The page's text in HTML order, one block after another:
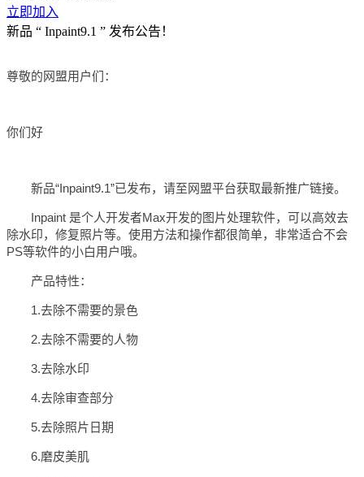
立即加入
新品 “ Inpaint9.1 ” 发布公告！
尊敬的网盟用户们：
你们好
新品“Inpaint9.1”已发布，请至网盟平台获取最新推广链接。
Inpaint 是个人开发者Max开发的图片处理软件，可以高效去
除水印，修复照片等。使用方法和操作都很简单，非常适合不会
PS等软件的小白用户哦。
产品特性：
1.去除不需要的景色
2.去除不需要的人物
3.去除水印
4.去除审查部分
5.去除照片日期
6.磨皮美肌